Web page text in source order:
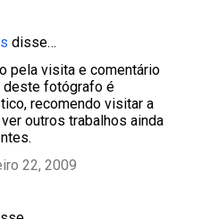
disse…
pela visita e comentário
deste fotógrafo é
recomendo visitar a
outros trabalhos ainda
22, 2009